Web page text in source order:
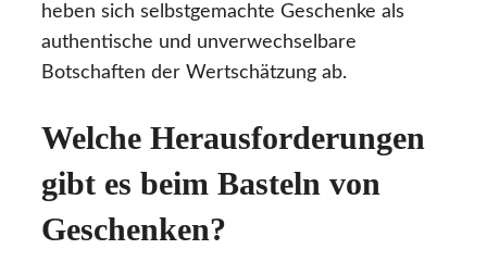
heben sich selbstgemachte Geschenke als
authentische und unverwechselbare
Botschaften der Wertschätzung ab.
Welche Herausforderungen
gibt es beim Basteln von
Geschenken?